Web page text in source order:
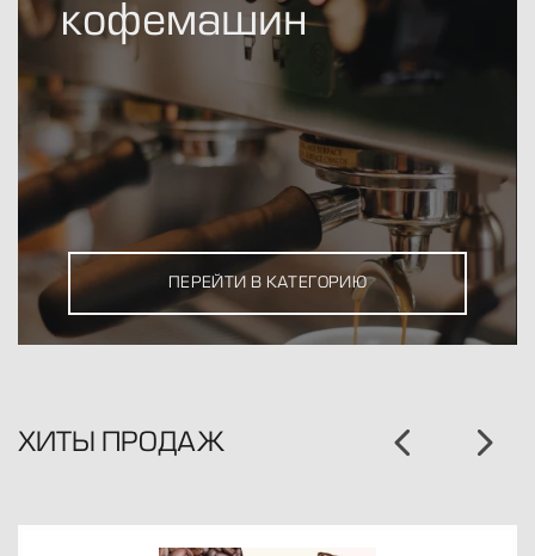
кофемашин
ПЕРЕЙТИ В КАТЕГОРИЮ
ХИТЫ ПРОДАЖ